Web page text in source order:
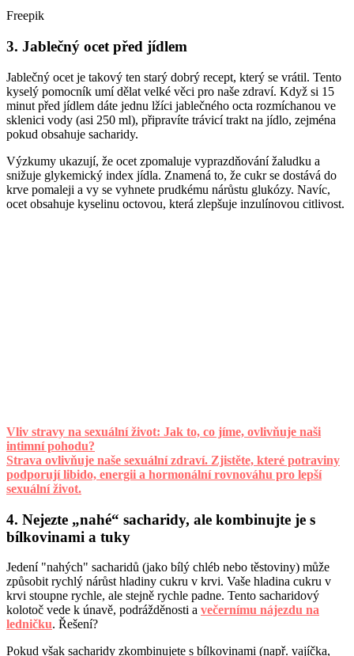
Freepik
3. Jablečný ocet před jídlem
Jablečný ocet je takový ten starý dobrý recept, který se vrátil. Tento
kyselý pomocník umí dělat velké věci pro naše zdraví. Když si 15
minut před jídlem dáte jednu lžíci jablečného octa rozmíchanou ve
sklenici vody (asi 250 ml), připravíte trávicí trakt na jídlo, zejména
pokud obsahuje sacharidy.
Výzkumy ukazují, že ocet zpomaluje vyprazdňování žaludku a
snižuje glykemický index jídla. Znamená to, že cukr se dostává do
krve pomaleji a vy se vyhnete prudkému nárůstu glukózy. Navíc,
ocet obsahuje kyselinu octovou, která zlepšuje inzulínovou citlivost.
Vliv stravy na sexuální život: Jak to, co jíme, ovlivňuje naši
intimní pohodu?
Strava ovlivňuje naše sexuální zdraví. Zjistěte, které potraviny
podporují libido, energii a hormonální rovnováhu pro lepší
sexuální život.
4. Nejezte „nahé“ sacharidy, ale kombinujte je s
bílkovinami a tuky
Jedení "nahých" sacharidů (jako bílý chléb nebo těstoviny) může
způsobit rychlý nárůst hladiny cukru v krvi. Vaše hladina cukru v
krvi stoupne rychle, ale stejně rychle padne. Tento sacharidový
kolotoč vede k únavě, podrážděnosti a večernímu nájezdu na
ledničku. Řešení?
Pokud však sacharidy zkombinujete s bílkovinami (např. vajíčka,